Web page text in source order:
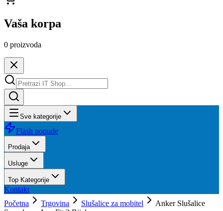
Vaša korpa
0 proizvoda
Sve kategorije
Flash ponude
Prodaja
Usluge
Top Kategorije
Kontakt
Početna
Trgovina Slušalice za mobitel
Anker Slušalice